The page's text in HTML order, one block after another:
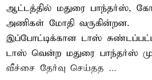
ஆட்டத்தில் மதுரை பாந்தர்ஸ்,
அணிகள் மோதி வருகின்றன.
இப்போட்டிக்கான டாஸ்
டாஸ் வென்ற மதுரை பாந்தர்ஸ்
வீச்சை தேர்வு செய்தத ...